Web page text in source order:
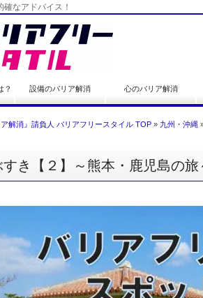
確なアドバイス！
？ 設備のバリア解消 心のバリア解消
解消』請負人 バリアフリースタイル TOP » 九州・沖縄
き【２】～熊本・鹿児島の旅